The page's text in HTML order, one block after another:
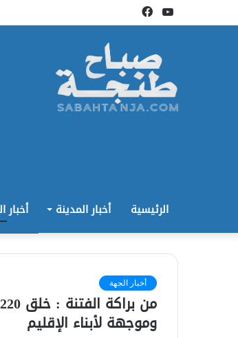
فيسبوكيوتيوب
الرئيسية أخبار المدينة أخبار
أخبار الجهة
وموجهة لأبناء الإقليم